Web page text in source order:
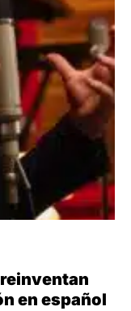
en español